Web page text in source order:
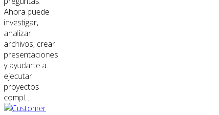
Ahora puede
investigar,
analizar
archivos, crear
presentaciones
y ayudarte a
ejecutar
proyectos
compl...